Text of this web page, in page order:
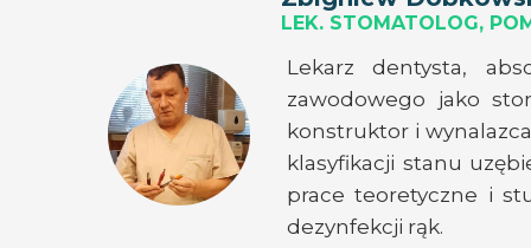
Lekarz dentysta,
zawodowego jako
konstruktor i
klasyfikacji stanu
prace teoretyczne i
dezynfekcji rąk.
LEK. STOMATOLOG,